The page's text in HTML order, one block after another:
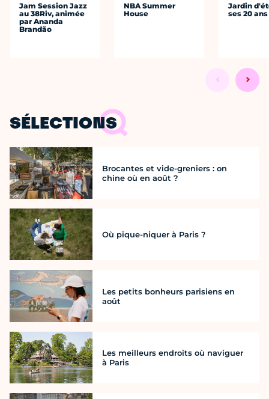
Jam Session Jazz
au 38Riv, animée
par Ananda
Brandão
NBA Summer
House
Jardin
ses 20 ans
SÉLECTIONS
Brocantes et vide-greniers : on
chine où en août ?
Où pique-niquer à Paris ?
Les petits bonheurs parisiens en
août
Les meilleurs endroits où naviguer
à Paris